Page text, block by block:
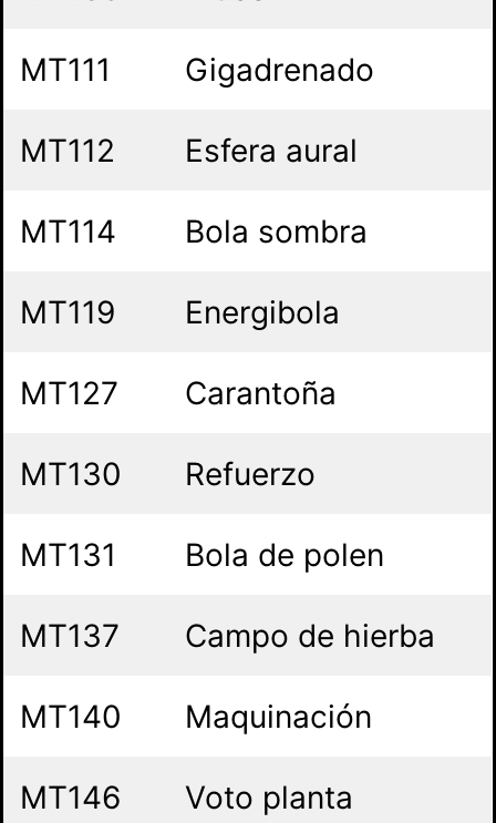
MT111 Gigadrenado
MT112 Esfera aural
MT114 Bola sombra
MT119 Energibola
MT127 Carantoña
MT130 Refuerzo
MT131 Bola de polen
MT137 Campo de hierba
MT140 Maquinación
MT146 Voto planta